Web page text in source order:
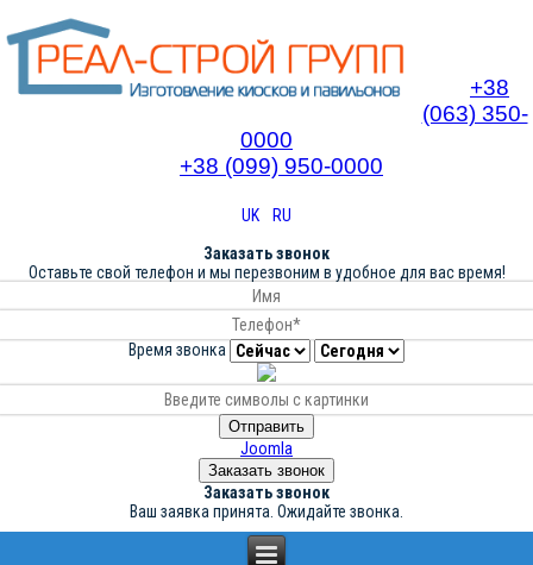
+38
(063) 350-
0000
+38 (099) 950-0000
UK
RU
Заказать звонок
Оставьте свой телефон и мы перезвоним в удобное для вас время!
Время звонка
Отправить
Joomla
Заказать звонок
Заказать звонок
Ваш заявка принята. Ожидайте звонка.